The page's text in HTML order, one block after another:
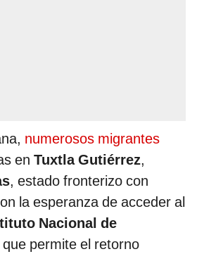
numerosos migrantes
en Tuxtla Gutiérrez,
, estado fronterizo con
la esperanza de acceder al
Nacional de
que permite el retorno